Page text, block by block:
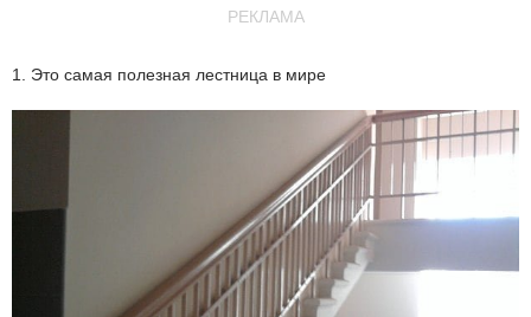
РЕКЛАМА
1. Это самая полезная лестница в мире